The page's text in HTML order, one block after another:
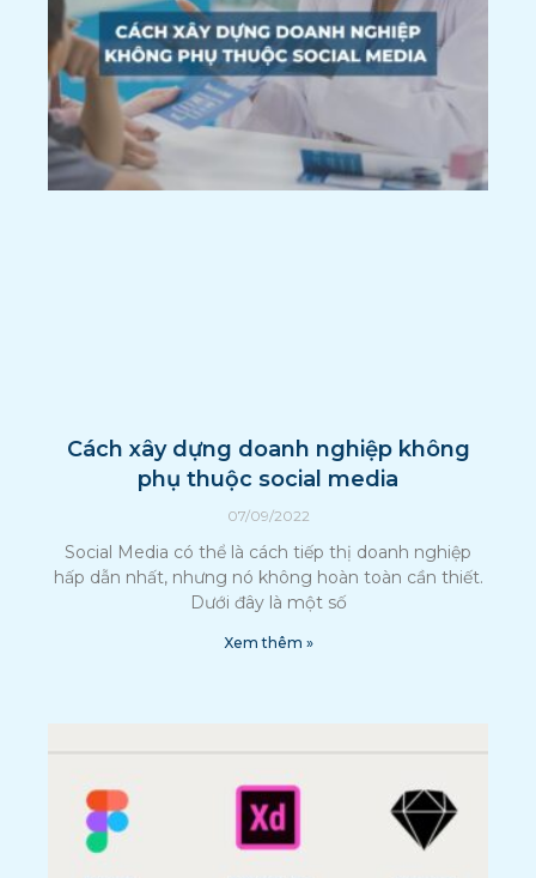
Cách xây dựng doanh nghiệp không
phụ thuộc social media
07/09/2022
Social Media có thể là cách tiếp thị doanh nghiệp
hấp dẫn nhất, nhưng nó không hoàn toàn cần thiết.
Dưới đây là một số
Xem thêm »